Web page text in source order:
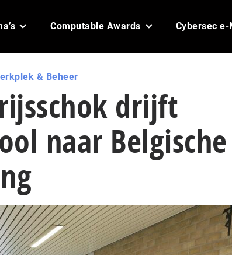
Computable Awards Cybersec
& Beheer
drijft
naar Belgische